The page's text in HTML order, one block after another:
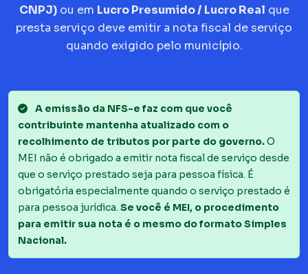
CNPJ)ou em Lucro Presumido / Lucro Real que
presta serviço deve emitir a nota fiscal de serviço
quando exigido pelo município.
A emissão da NFS-e faz com que você
contribuinte mantenha atualizado com o
recolhimento de tributos por parte do governo.O
MEI não é obrigado a emitir nota fiscal de serviço desde
que o serviço prestado seja para pessoa física. É
obrigatória especialmente quando o serviço prestado é
para pessoa jurídica. Se você é MEI, o procedimento
para emitir sua nota é o mesmo do formato Simples
Nacional.